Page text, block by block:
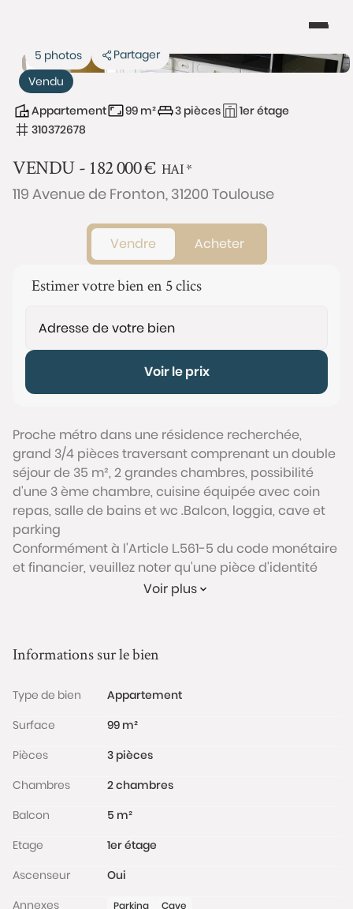
Vendu
5 photos Partager
Appartement 99 m² 3 pièces
1er étage
310372678
VENDU -182 000€ HAI*
119 Avenue de Fronton, 31200 Toulouse
Vendre Acheter
Estimer votre bien en 5 clics
Voir le prix
Proche métro dans une résidence recherchée,
grand 3/4 pièces traversant comprenant un double
séjour de 35 m², 2 grandes chambres, possibilité
d'une 3 ème chambre, cuisine équipée avec coin
repas, salle de bains et wc .Balcon, loggia, cave et
parking
Conformément à l'Article L.561-5 du code monétaire
et financier, veuillez noter qu'une pièce d'identité
sera exigée pour tous les visiteurs majeurs avant
exposé sont disponibles sur le site Géorisques :
Voir plus
Informations sur le bien
Type de bien
Appartement
Surface
99 m²
Pièces
3 pièces
Chambres
2 chambres
Balcon
5 m²
Etage
1er étage
Ascenseur
Oui
Annexes
Parking Cave